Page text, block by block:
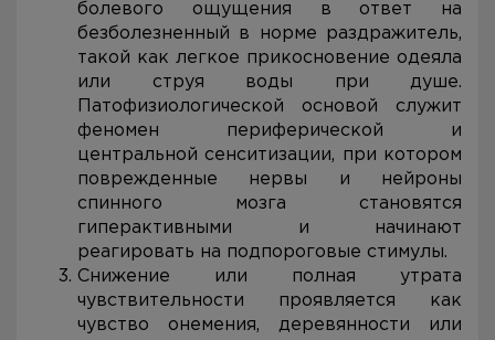
болевого ощущения в ответ на
безболезненный в норме раздражитель,
такой как легкое прикосновение одеяла
или струя воды при душе.
Патофизиологической основой служит
феномен периферической и
центральной сенситизации, при котором
поврежденные нервы и нейроны
спинного мозга становятся
гиперактивными и начинают
реагировать на подпороговые стимулы.
Снижение или полная утрата
чувствительности проявляется как
чувство онемения, деревянности или